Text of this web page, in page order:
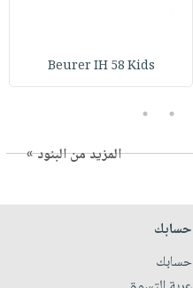
Beurer IH 58 Kids
4
5
المزيد من البنود »
حسابك
حسابك